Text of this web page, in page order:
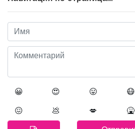
😀 😍 😛 😷
😖 💩 💋 🤮